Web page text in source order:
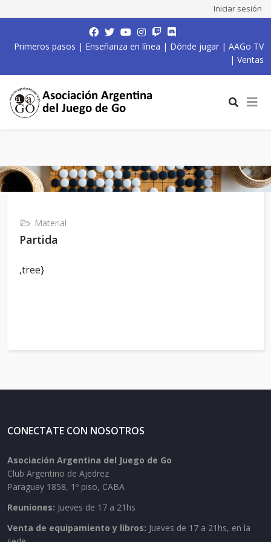
Iniciar sesión
Primeros pasos | Enseñanza en línea | Dónde jugar | AAGo TV
| Ventas
Material
Partida
,tree}
CONECTATE CON NOSOTROS
Asociación Argentina del Juego de Go
Club Argentino de Ajedrez
Paraguay 1858, 1º piso, CABA
Reuniones: Jueves de 17 a 21hs
Venta de equipamiento y libros: Jueves de 17 a 21hs, en la